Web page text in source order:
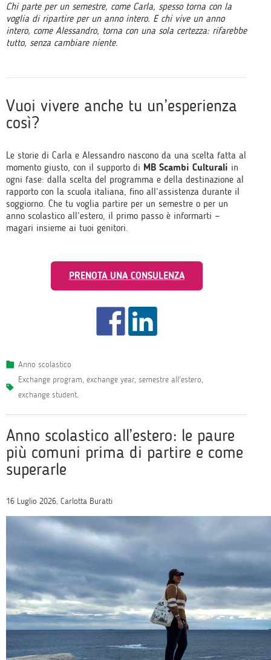
Chi parte per un semestre, come Carla, spesso torna con la
voglia di ripartire per un anno intero. E chi vive un anno
intero, come Alessandro, torna con una sola certezza: rifarebbe
tutto, senza cambiare niente.
Vuoi vivere anche tu un’esperienza
così?
Le storie di Carla e Alessandro nascono da una scelta fatta al
momento giusto, con il supporto di MB Scambi Culturali in
ogni fase: dalla scelta del programma e della destinazione al
rapporto con la scuola italiana, fino all’assistenza durante il
soggiorno. Che tu voglia partire per un semestre o per un
anno scolastico all’estero, il primo passo è informarti —
magari insieme ai tuoi genitori.
PRENOTA UNA CONSULENZA
Anno scolastico
exchange program, exchange year, semestre all'estero,
exchange student.
Anno scolastico all’estero: le paure
più comuni prima di partire e come
superarle
16 Luglio 2026, Carlotta Buratti